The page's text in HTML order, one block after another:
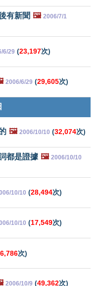
有新聞 🖼️ 2006/7/1
6/29 (23,197次)
2006/6/29 (29,605次)
🖼️ 2006/10/10 (32,074次)
都是證據 🖼️ 2006/10/10
10/10 (28,494次)
10/10 (17,549次)
次)
2006/10/9 (49,362次)